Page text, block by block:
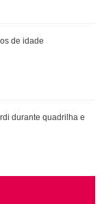
durante quadrilha e
Bieber...
...
de idade
durante quadrilha e